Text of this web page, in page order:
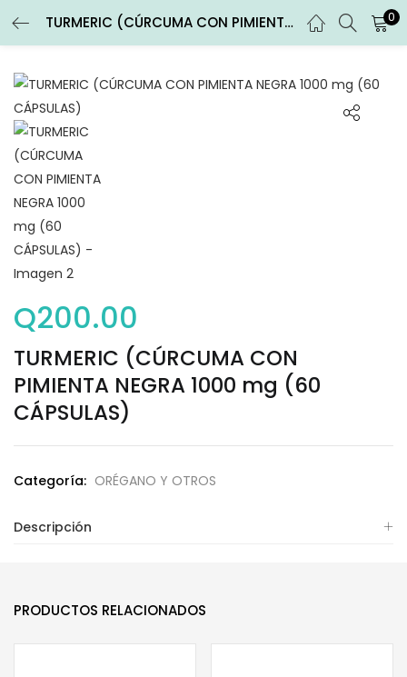
TURMERIC (CÚRCUMA CON PIMIENTA NEGRA 1000 mg (60 CÁPSULAS) 0
TURMERIC (CÚRCUMA CON
PIMIENTA NEGRA 1000 mg (60
CÁPSULAS)
Q200.00
Categoría: ORÉGANO Y OTROS
Descripción
PRODUCTOS RELACIONADOS
ENTRAR REGISTRARSE
Introduce tu nombre de usuario y contraseña para iniciar
sesión.
Recuérdame
¿Contraseña perdida?